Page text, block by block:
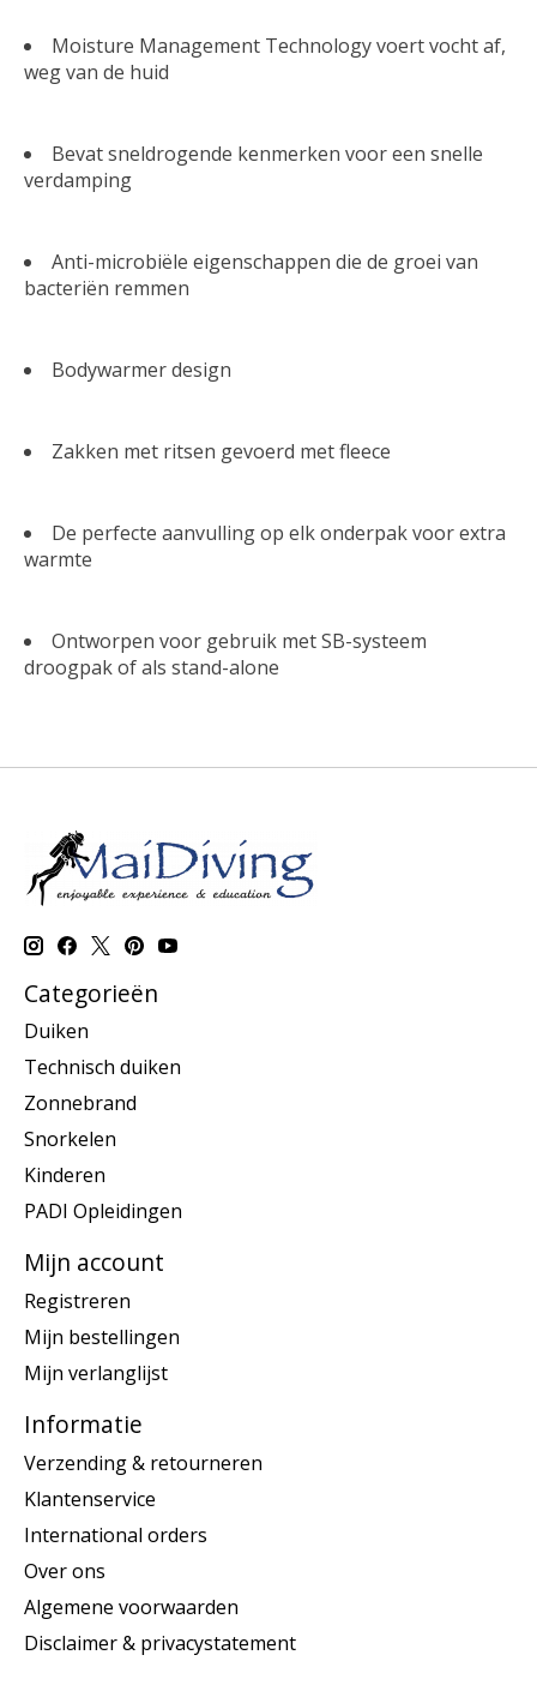
Moisture Management Technology voert vocht af,
weg van de huid
Bevat sneldrogende kenmerken voor een snelle
verdamping
Anti-microbiële eigenschappen die de groei van
bacteriën remmen
Bodywarmer design
Zakken met ritsen gevoerd met fleece
De perfecte aanvulling op elk onderpak voor extra
warmte
Ontworpen voor gebruik met SB-systeem
droogpak of als stand-alone
Categorieën
Duiken
Technisch duiken
Zonnebrand
Snorkelen
Kinderen
PADI Opleidingen
Mijn account
Registreren
Mijn bestellingen
Mijn verlanglijst
Informatie
Verzending & retourneren
Klantenservice
International orders
Over ons
Algemene voorwaarden
Disclaimer & privacystatement